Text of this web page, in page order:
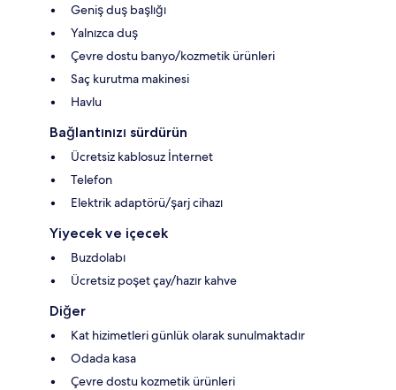
Geniş duş başlığı
Yalnızca duş
Çevre dostu banyo/kozmetik ürünleri
Saç kurutma makinesi
Havlu
Bağlantınızı sürdürün
Ücretsiz kablosuz İnternet
Telefon
Elektrik adaptörü/şarj cihazı
Yiyecek ve içecek
Buzdolabı
Ücretsiz poşet çay/hazır kahve
Diğer
Kat hizimetleri günlük olarak sunulmaktadır
Odada kasa
Çevre dostu kozmetik ürünleri